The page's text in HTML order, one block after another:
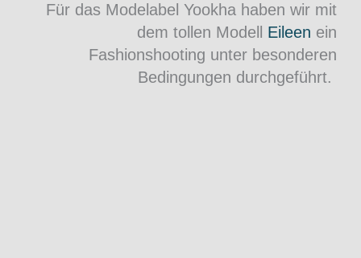
Für das Modelabel Yookha haben wir mit
dem tollen Modell Eileen ein
Fashionshooting unter besonderen
Bedingungen durchgeführt.